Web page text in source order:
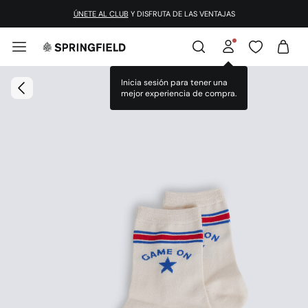
ÚNETE AL CLUB Y DISFRUTA DE LAS VENTAJAS
Inicia sesión para tener una
mejor experiencia de compra.